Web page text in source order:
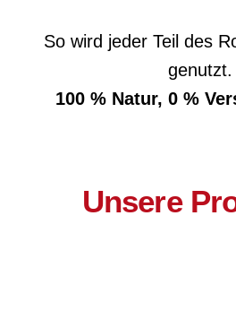
So wird jeder Teil des
genutzt.
100 % Natur, 0 %
Unsere